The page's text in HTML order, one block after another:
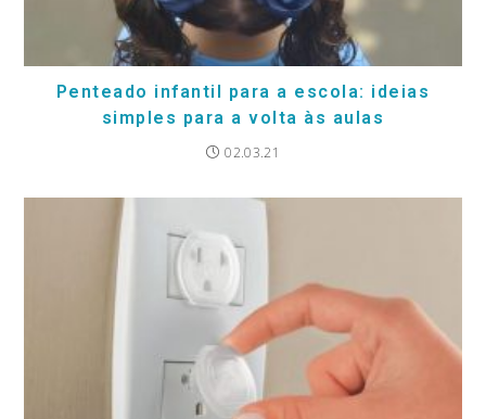
Penteado infantil para a escola: ideias
simples para a volta às aulas
02.03.21